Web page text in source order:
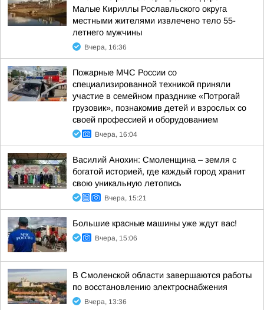
Малые Кириллы Рославльского округа
местными жителями извлечено тело 55-
летнего мужчины
Вчера, 16:36
Пожарные МЧС России со
специализированной техникой приняли
участие в семейном празднике «Потрогай
грузовик», познакомив детей и взрослых со
своей профессией и оборудованием
Вчера, 16:04
Василий Анохин: Смоленщина – земля с
богатой историей, где каждый город хранит
свою уникальную летопись
Вчера, 15:21
Большие красные машины уже ждут вас!
Вчера, 15:06
В Смоленской области завершаются работы
по восстановлению электроснабжения
Вчера, 13:36